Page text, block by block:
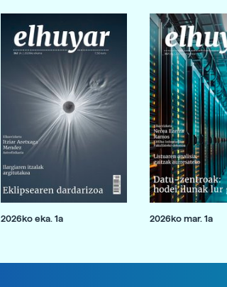
2026ko eka. 1a 2026ko mar. 1a